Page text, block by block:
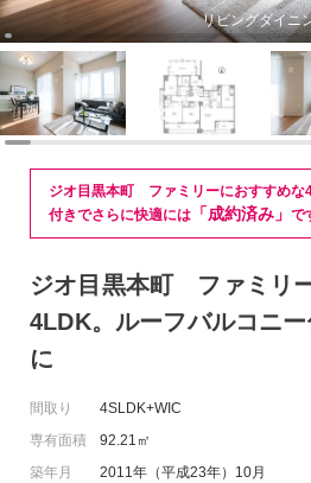
リビングダイニ
ジオ目黒本町 ファミリーにおすすめな
付きでさらに快適には 「成約済み」 で
ジオ目黒本町 ファミリ
4LDK。ルーフバルコニ
に
間取り
4SLDK+WIC
専有面積
92.21㎡
築年月
2011年（平成23年）10月